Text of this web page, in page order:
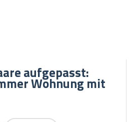
aufgepasst:
Wohnung mit